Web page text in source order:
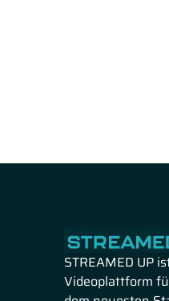
STREAMED UP
Videoplattform